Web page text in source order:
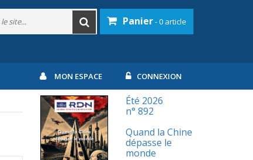
Panier- 0 article
MON ESPACE CONNEXION
Été 2026
n° 892
Quand la Chine
dépasse le
monde